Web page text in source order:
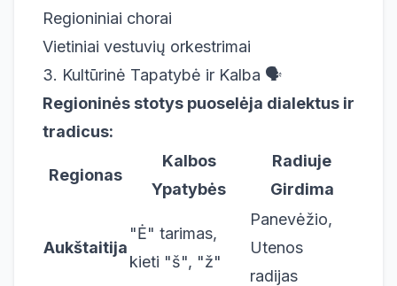
Regioniniai chorai
Vietiniai vestuvių orkestrimai
3. Kultūrinė Tapatybė ir Kalba 🗣️
Regioninės stotys puoselėja dialektus ir
tradicus:
Regionas
Kalbos
Ypatybės
Radiuje
Girdima
Aukštaitija
"Ė" tarimas,
kieti "š", "ž"
Panevėžio,
Utenos
radijas